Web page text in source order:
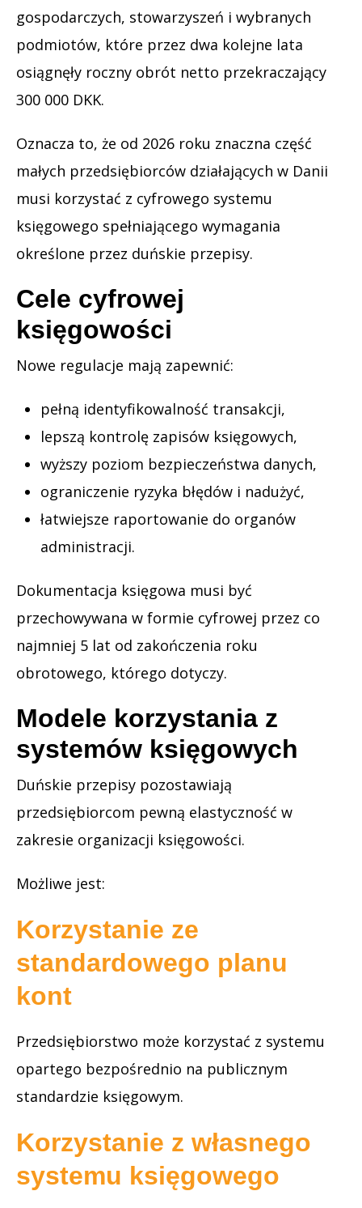
gospodarczych, stowarzyszeń i wybranych
podmiotów, które przez dwa kolejne lata
osiągnęły roczny obrót netto przekraczający
300 000 DKK.
Oznacza to, że od 2026 roku znaczna część
małych przedsiębiorców działających w Danii
musi korzystać z cyfrowego systemu
księgowego spełniającego wymagania
określone przez duńskie przepisy.
Cele cyfrowej
księgowości
Nowe regulacje mają zapewnić:
pełną identyfikowalność transakcji,
lepszą kontrolę zapisów księgowych,
wyższy poziom bezpieczeństwa danych,
ograniczenie ryzyka błędów i nadużyć,
łatwiejsze raportowanie do organów
administracji.
Dokumentacja księgowa musi być
przechowywana w formie cyfrowej przez co
najmniej 5 lat od zakończenia roku
obrotowego, którego dotyczy.
Modele korzystania z
systemów księgowych
Duńskie przepisy pozostawiają
przedsiębiorcom pewną elastyczność w
zakresie organizacji księgowości.
Możliwe jest:
Korzystanie ze
standardowego planu
kont
Przedsiębiorstwo może korzystać z systemu
opartego bezpośrednio na publicznym
standardzie księgowym.
Korzystanie z własnego
systemu księgowego